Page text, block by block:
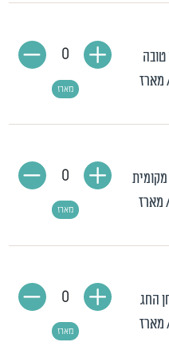
מארז מארז
0
מארז מארז
0
החג
מארז מארז
0